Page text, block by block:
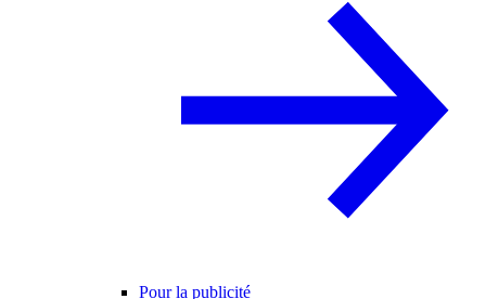
Pour la publicité